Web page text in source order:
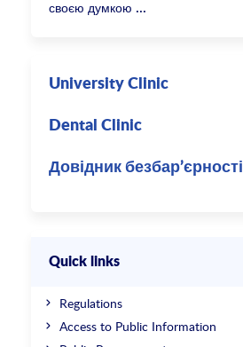
своєю думкою
University Clinic
Dental Clinic
Довідник безбар’єрності
Quick links
Regulations
Access to Public Information